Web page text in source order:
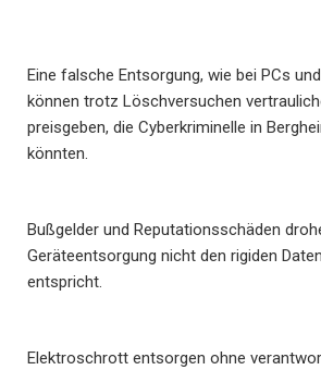
Eine falsche Entsorgung, wie bei PCs
können trotz Löschversuchen
preisgeben, die Cyberkriminelle in
könnten.
Bußgelder und Reputationsschäden
Geräteentsorgung nicht den rigiden
entspricht.
Elektroschrott entsorgen ohne